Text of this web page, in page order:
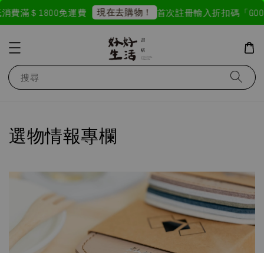
滿＄1800免運費 現在去購物！ 首次註冊輸入折扣碼「
搜尋
選物情報專欄